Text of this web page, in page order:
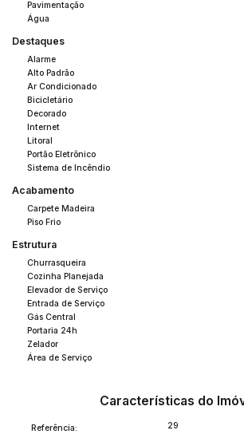
Pavimentação
Água
Destaques
Alarme
Alto Padrão
Ar Condicionado
Bicicletário
Decorado
Internet
Litoral
Portão Eletrônico
Sistema de Incêndio
Acabamento
Carpete Madeira
Piso Frio
Estrutura
Churrasqueira
Cozinha Planejada
Elevador de Serviço
Entrada de Serviço
Gás Central
Portaria 24h
Zelador
Área de Serviço
Características do
Referência: 29